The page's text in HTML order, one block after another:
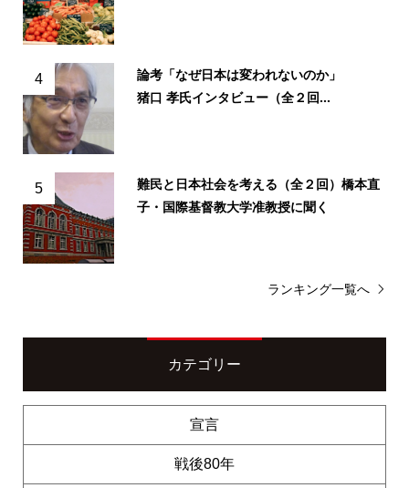
4
論考「なぜ日本は変われないのか」
猪口 孝氏インタビュー（全２回...
5
難民と日本社会を考える（全２回）橋本直
子・国際基督教大学准教授に聞く
ランキング一覧へ
カテゴリー
宣言
戦後80年